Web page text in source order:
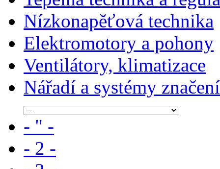
Nízkonapěťová technika
Elektromotory a pohony
Ventilátory, klimatizace
Nářadí a systémy značení
- " -
- 2 -